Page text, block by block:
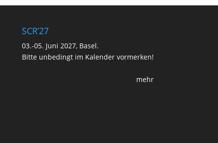
SCR’27
03.-05. Juni 2027, Basel.
Bitte unbedingt im Kalender vormerken!
mehr